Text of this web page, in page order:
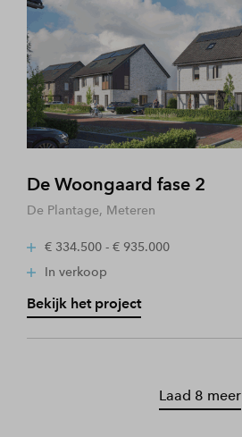
De Woongaard fase 2
De Plantage, Meteren
€ 334.500 - € 935.000
In verkoop
Bekijk het project
Laad 8 meer